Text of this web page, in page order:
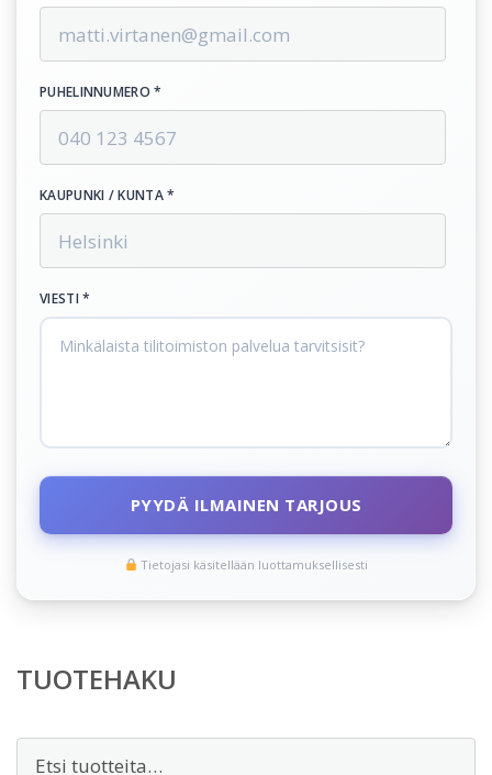
PUHELINNUMERO *
KAUPUNKI / KUNTA *
VIESTI *
PYYDÄ ILMAINEN TARJOUS
Tietojasi käsitellään luottamuksellisesti
TUOTEHAKU